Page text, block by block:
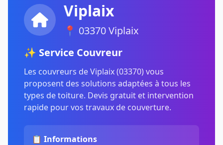
Viplaix
📍 03370 Viplaix
✨ Service Couvreur
Les couvreurs de Viplaix (03370) vous
proposent des solutions adaptées à tous les
types de toiture. Devis gratuit et intervention
rapide pour vos travaux de couverture.
📋 Informations